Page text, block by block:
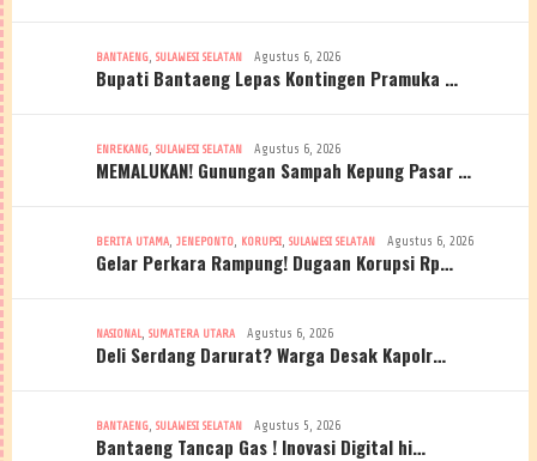
BANTAENG, SULAWESI SELATAN Agustus 6, 2026
Bupati Bantaeng Lepas Kontingen Pramuka …
ENREKANG, SULAWESI SELATAN Agustus 6, 2026
MEMALUKAN! Gunungan Sampah Kepung Pasar …
BERITA UTAMA, JENEPONTO, KORUPSI, SULAWESI SELATAN Agustus 6, 2026
Gelar Perkara Rampung! Dugaan Korupsi Rp…
NASIONAL, SUMATERA UTARA Agustus 6, 2026
Deli Serdang Darurat? Warga Desak Kapolr…
BANTAENG, SULAWESI SELATAN Agustus 5, 2026
Bantaeng Tancap Gas ! Inovasi Digital hi…